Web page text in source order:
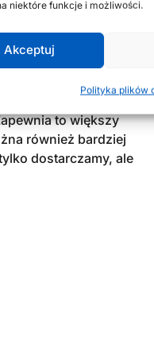
niektóre funkcje i możliwości.
Akceptuj
Polityka plików
się wielcy w kategorii
przedsiębiorcami: z
Jesteśmy
to większy
również bardziej
dostarczamy, ale